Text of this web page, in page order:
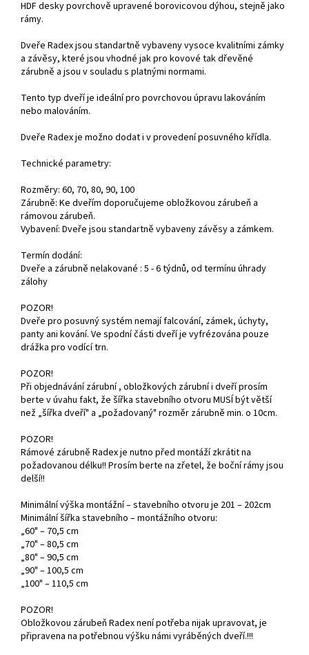
HDF desky povrchově upravené borovicovou dýhou, stejně jako
rámy.
Dveře Radex jsou standartně vybaveny vysoce kvalitními zámky
a závěsy, které jsou vhodné jak pro kovové tak dřevěné
zárubně a jsou v souladu s platnými normami.
Tento typ dveří je ideální pro povrchovou úpravu lakováním
nebo malováním.
Dveře Radex je možno dodat i v provedení posuvného křídla.
Technické parametry:
Rozměry: 60, 70, 80, 90, 100
Zárubně: Ke dveřím doporučujeme obložkovou zárubeň a
rámovou zárubeň.
Vybavení: Dveře jsou standartně vybaveny závěsy a zámkem.
Termín dodání:
Dveře a zárubně nelakované : 5 - 6 týdnů, od termínu úhrady
zálohy
POZOR!
Dveře pro posuvný systém nemají falcování, zámek, úchyty,
panty ani kování. Ve spodní části dveří je vyfrézována pouze
drážka pro vodící trn.
POZOR!
Při objednávání zárubní , obložkových zárubní i dveří prosím
berte v úvahu fakt, že šířka stavebního otvoru MUSÍ být větší
než „šířka dveří" a „požadovaný" rozměr zárubně min. o 10cm.
POZOR!
Rámové zárubně Radex je nutno před montáží zkrátit na
požadovanou délku!! Prosím berte na zřetel, že boční rámy jsou
delší!!
Minimální výška montážní – stavebního otvoru je 201 – 202cm
Minimální šířka stavebního – montážního otvoru:
„60" – 70,5 cm
„70" – 80,5 cm
„80" – 90,5 cm
„90" – 100,5 cm
„100" – 110,5 cm
POZOR!
Obložkovou zárubeň Radex není potřeba nijak upravovat, je
připravena na potřebnou výšku námi vyráběných dveří.!!!